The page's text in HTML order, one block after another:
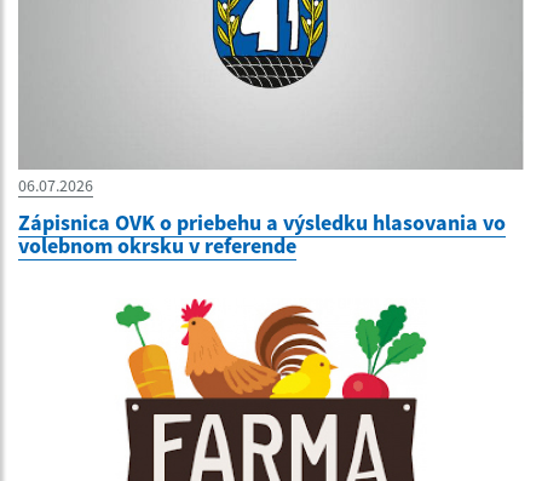
06.07.2026
Zápisnica OVK o priebehu a výsledku hlasovania vo
volebnom okrsku v referende